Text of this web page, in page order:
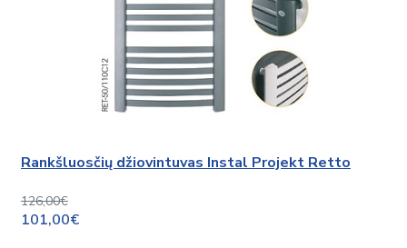
Rankšluosčių džiovintuvas Instal Projekt Retto
126,00€
101,00€